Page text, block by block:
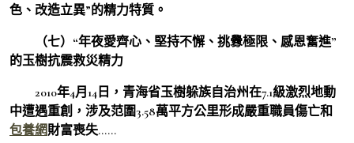
色、改造立異”的精力特質。
（七）“年夜愛齊心、堅持不懈、挑釁極限、感恩奮進”
的玉樹抗震救災精力
2010年4月14日，青海省玉樹躲族自治州在7.1級激烈地動
中遭遇重創，涉及范圍3.58萬平方公里形成嚴重職員傷亡和
包養網財富喪失……